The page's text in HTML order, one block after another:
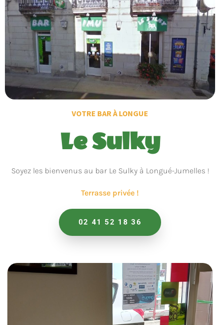
VOTRE BAR À LONGUE
Le Sulky
Soyez les bienvenus au bar Le Sulky à Longué-Jumelles !
Terrasse privée !
02 41 52 18 36